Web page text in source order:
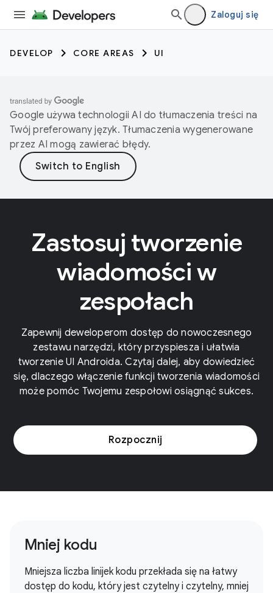
Zaloguj się
DEVELOP CORE AREAS UI
Google używa technologii AI do tłumaczenia treści na
Twój preferowany język. Tłumaczenia wygenerowane
przez AI mogą zawierać błędy.
Zastosuj tworzenie
wiadomości w
zespołach
Zapewnij deweloperom dostęp do nowoczesnego
zestawu narzędzi, który przyspiesza i ułatwia
tworzenie UI Androida. Czytaj dalej, aby dowiedzieć
się, dlaczego włączenie funkcji tworzenia wiadomości
może pomóc Twojemu zespołowi osiągnąć sukces.
Rozpocznij
Mniej kodu
Mniejsza liczba linijek kodu przekłada się na łatwy
dostęp do kodu, który jest czytelny i czytelny, mniej